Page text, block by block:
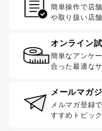
簡単操作で店
や取り扱い店
オンライン
簡単なアンケ
合った最適な
メールマガ
メルマガ登録
すすめトピッ